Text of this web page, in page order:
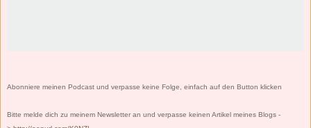
Abonniere meinen Podcast und verpasse keine Folge, einfach auf den Button klicken
Bitte melde dich zu meinem Newsletter an und verpasse keinen Artikel meines Blogs -